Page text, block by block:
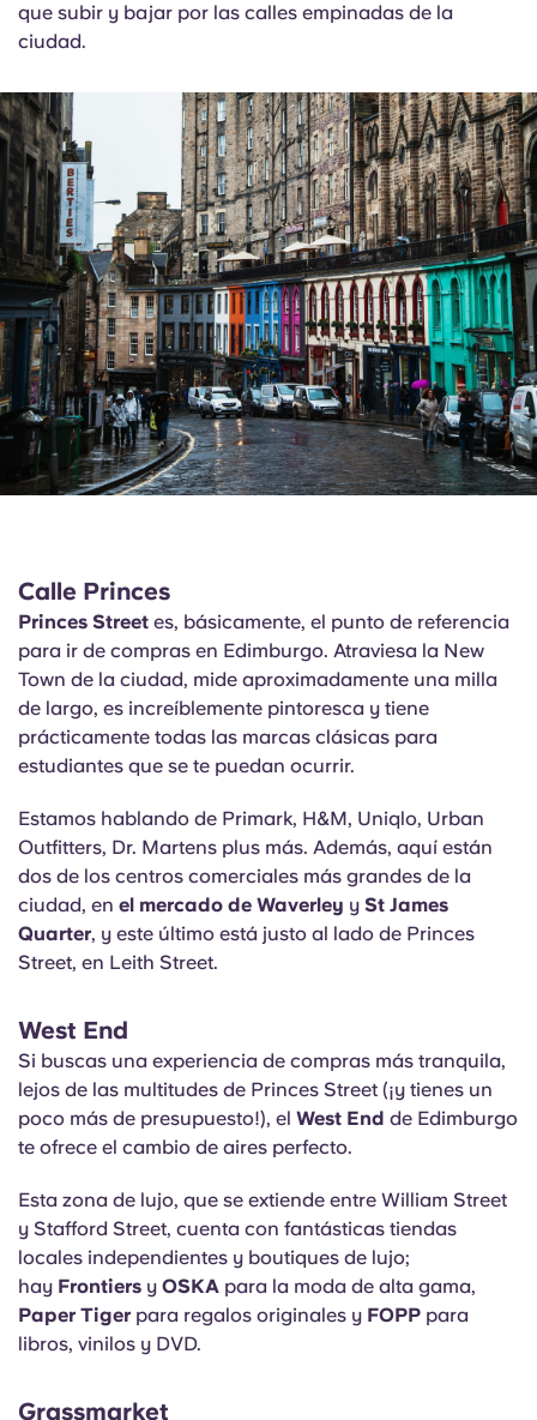
que subir y bajar por las calles empinadas de la
ciudad.
Calle Princes
Princes Street es, básicamente, el punto de referencia
para ir de compras en Edimburgo. Atraviesa la New
Town de la ciudad, mide aproximadamente una milla
de largo, es increíblemente pintoresca y tiene
prácticamente todas las marcas clásicas para
estudiantes que se te puedan ocurrir.
Estamos hablando de Primark, H&M, Uniqlo, Urban
Outfitters, Dr. Martens plus más. Además, aquí están
dos de los centros comerciales más grandes de la
ciudad, en el mercado de Waverley y St James
Quarter, y este último está justo al lado de Princes
Street, en Leith Street.
West End
Si buscas una experiencia de compras más tranquila,
lejos de las multitudes de Princes Street (¡y tienes un
poco más de presupuesto!), el West End de Edimburgo
te ofrece el cambio de aires perfecto.
Esta zona de lujo, que se extiende entre William Street
y Stafford Street, cuenta con fantásticas tiendas
locales independientes y boutiques de lujo;
hay Frontiers y OSKA para la moda de alta gama,
Paper Tiger para regalos originales y FOPP para
libros, vinilos y DVD.
Grassmarket